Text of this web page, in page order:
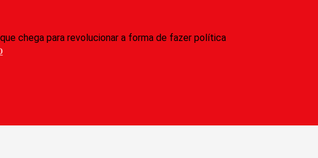
chega para revolucionar a forma de fazer política